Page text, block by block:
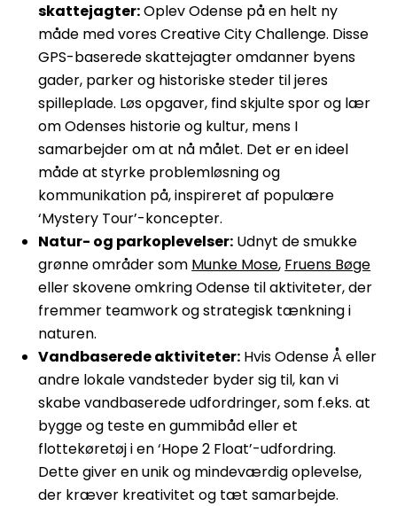
skattejagter:Oplev Odense på en helt ny
måde med vores Creative City Challenge. Disse
GPS-baserede skattejagter omdanner byens
gader, parker og historiske steder til jeres
spilleplade. Løs opgaver, find skjulte spor og lær
om Odenses historie og kultur, mens I
samarbejder om at nå målet. Det er en ideel
måde at styrke problemløsning og
kommunikation på, inspireret af populære
‘Mystery Tour’-koncepter.
Natur- og parkoplevelser: Udnyt de smukke
grønne områder som Munke Mose, Fruens Bøge
eller skovene omkring Odense til aktiviteter, der
fremmer teamwork og strategisk tænkning i
naturen.
Vandbaserede aktiviteter: Hvis Odense Å eller
andre lokale vandsteder byder sig til, kan vi
skabe vandbaserede udfordringer, som f.eks. at
bygge og teste en gummibåd eller et
flottekøretøj i en ‘Hope 2 Float’-udfordring.
Dette giver en unik og mindeværdig oplevelse,
der kræver kreativitet og tæt samarbejde.